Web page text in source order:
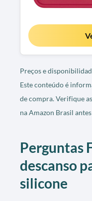
Preços e
Este conteúdo é
de compra. Verifique
na Amazon Brasil
Perguntas
descanso
silicone